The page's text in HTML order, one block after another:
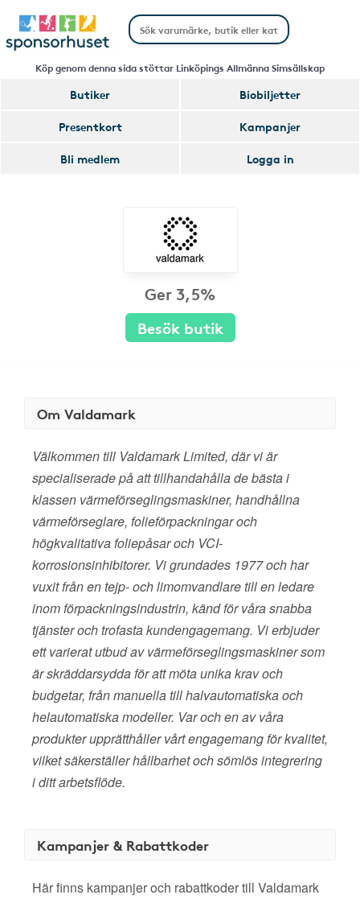
Köp genom denna sida stöttar Linköpings Allmänna Simsällskap
Butiker
Biobiljetter
Presentkort
Kampanjer
Bli medlem
Logga in
Ger 3,5%
Besök butik
Om Valdamark
Välkommen till Valdamark Limited, där vi är
specialiserade på att tillhandahålla de bästa i
klassen värmeförseglingsmaskiner, handhållna
värmeförseglare, folieförpackningar och
högkvalitativa foliepåsar och VCI-
korrosionsinhibitorer. Vi grundades 1977 och har
vuxit från en tejp- och limomvandlare till en ledare
inom förpackningsindustrin, känd för våra snabba
tjänster och trofasta kundengagemang. Vi erbjuder
ett varierat utbud av värmeförseglingsmaskiner som
är skräddarsydda för att möta unika krav och
budgetar, från manuella till halvautomatiska och
helautomatiska modeller. Var och en av våra
produkter upprätthåller vårt engagemang för kvalitet,
vilket säkerställer hållbarhet och sömlös integrering
i ditt arbetsflöde.
Kampanjer & Rabattkoder
Här finns kampanjer och rabattkoder till Valdamark